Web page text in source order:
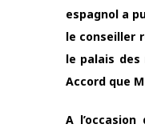
espagnol a
le conseiller
le palais
Accord que
A